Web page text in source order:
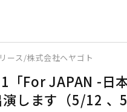
ース/株式会社ヘヤゴト
For JAPAN -日
します（5/12 、